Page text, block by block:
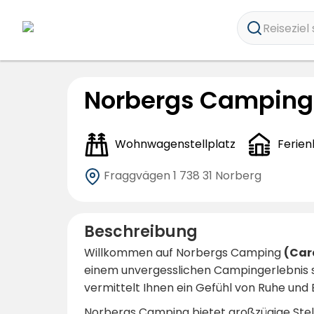
Reiseziel
Norbergs Camping
Wohnwagenstellplatz
Fraggvägen 1 738 31 Norberg
Beschreibung
Willkommen auf Norbergs Camping
einem unvergesslichen Campingerlebnis
vermittelt Ihnen ein Gefühl von Ruhe